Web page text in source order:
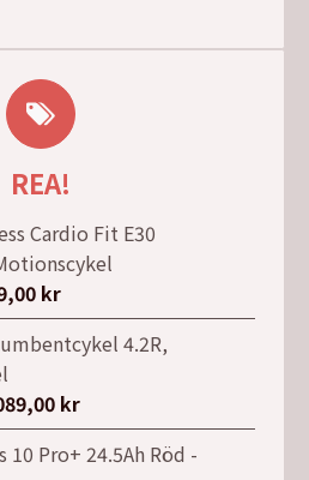
REA!
Cardio Fit E30
kr.
krDet
nuvarande
priset
3599,00 kr.
4.2R,
krDet
nuvarande
priset
10 Pro+ 24.5Ah Röd -